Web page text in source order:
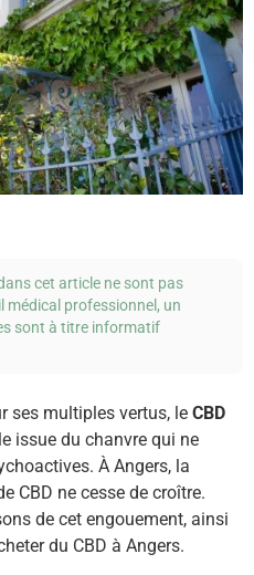
cet article ne sont pas
médical professionnel, un
sont à titre informatif
ses multiples vertus, le CBD
issue du chanvre qui ne
À Angers, la
CBD ne cesse de croître.
de cet engouement, ainsi
du CBD à Angers.